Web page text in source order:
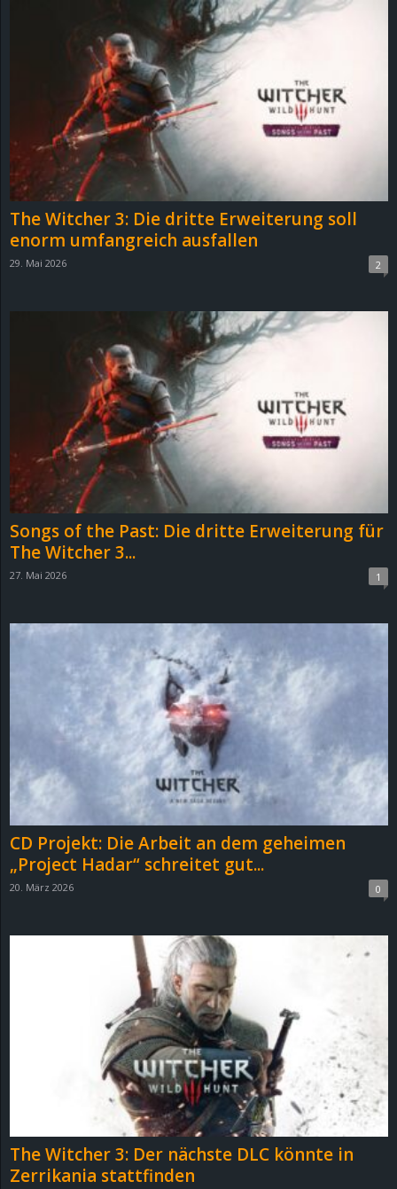
The Witcher 3: Die dritte Erweiterung soll
enorm umfangreich ausfallen
29. Mai 2026 2
Songs of the Past: Die dritte Erweiterung für
The Witcher 3...
27. Mai 2026 1
CD Projekt: Die Arbeit an dem geheimen
„Project Hadar“ schreitet gut...
20. März 2026 0
The Witcher 3: Der nächste DLC könnte in
Zerrikania stattfinden